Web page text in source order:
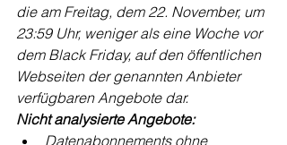
die am Freitag, dem 22. November, um
23:59 Uhr, weniger als eine Woche vor
dem Black Friday, auf den öffentlichen
Webseiten der genannten Anbieter
verfügbaren Angebote dar.
Nicht analysierte Angebote:
Datenabonnements ohne